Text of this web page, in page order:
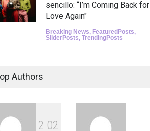
sencillo: “I’m Coming Back for
Love Again"
Breaking News, FeaturedPosts,
SliderPosts, TrendingPosts
Authors
2 02